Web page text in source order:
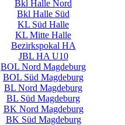
Bkl Halle Nord
Bkl Halle Süd
KL Süd Halle
KL Mitte Halle
Bezirkspokal HA
JBL HA U10
BOL Nord Magdeburg
BOL Süd Magdeburg
BL Nord Magdeburg
BL Süd Magdeburg
BK Nord Magdeburg
BK Süd Magdeburg